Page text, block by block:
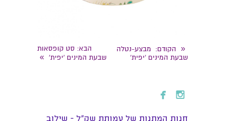
« הקודם: מבצע-נטלה
שבעת המינים 'יפית'
הבא: סט קופסאות
שבעת המינים 'יפית' »
 
חנות המתנות של עמותת שק״ל - שילוב